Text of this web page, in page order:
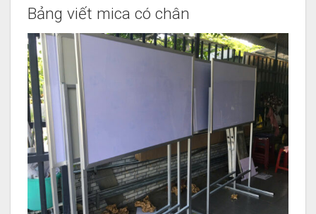
Bảng viết mica có chân